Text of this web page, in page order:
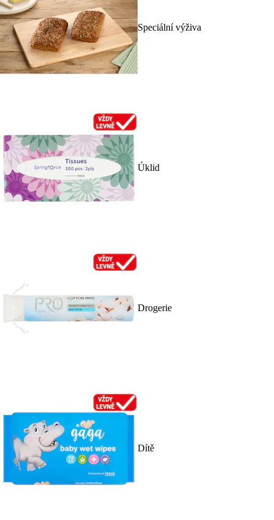
Speciální výživa
Úklid
Drogerie
Dítě